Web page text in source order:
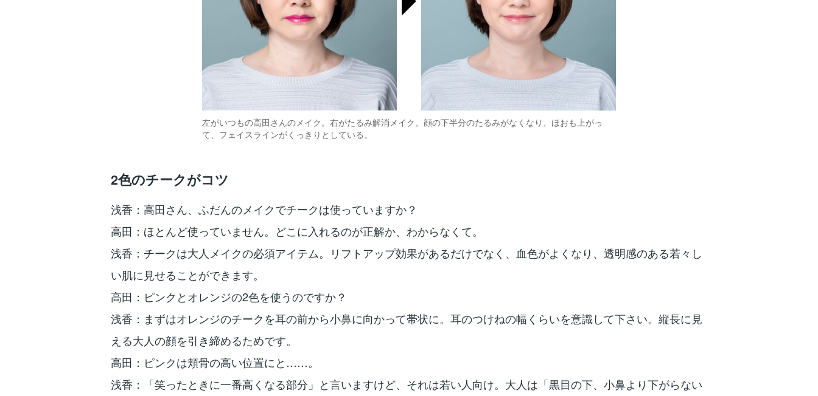
左がいつもの高田さんのメイク。右がたるみ解消メイク。顔の下半分のたるみがなくなり、ほおも上がっ
て、フェイスラインがくっきりとしている。
2色のチークがコツ
浅香：高田さん、ふだんのメイクでチークは使っていますか？
高田：ほとんど使っていません。どこに入れるのが正解か、わからなくて。
浅香：チークは大人メイクの必須アイテム。リフトアップ効果があるだけでなく、血色がよくなり、透明感のある若々し
い肌に見せることができます。
高田：ピンクとオレンジの2色を使うのですか？
浅香：まずはオレンジのチークを耳の前から小鼻に向かって帯状に。耳のつけねの幅くらいを意識して下さい。縦長に見
える大人の顔を引き締めるためです。
高田：ピンクは頬骨の高い位置にと……。
浅香：「笑ったときに一番高くなる部分」と言いますけど、それは若い人向け。大人は「黒目の下、小鼻より下がらない